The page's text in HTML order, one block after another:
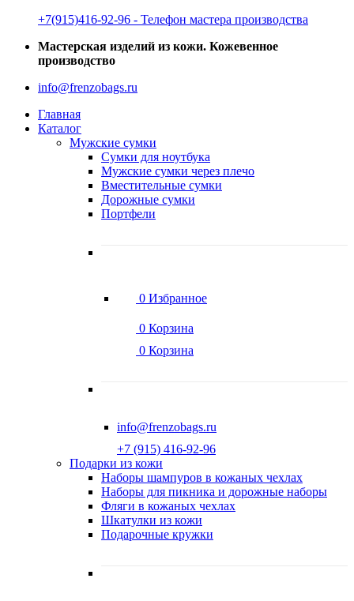
‭+7(915)416-92-96 ‬- Телефон мастера производства
Мастерская изделий из кожи. Кожевенное
производство
info@frenzobags.ru
Главная
Каталог
Мужские сумки
Сумки для ноутбука
Мужские сумки через плечо
Вместительные сумки
Дорожные сумки
Портфели
0 Избранное
0 Корзина
0 Корзина
info@frenzobags.ru
‭+7 (915) 416-92-96
Подарки из кожи
Наборы шампуров в кожаных чехлах
Наборы для пикника и дорожные наборы
Фляги в кожаных чехлах
Шкатулки из кожи
Подарочные кружки